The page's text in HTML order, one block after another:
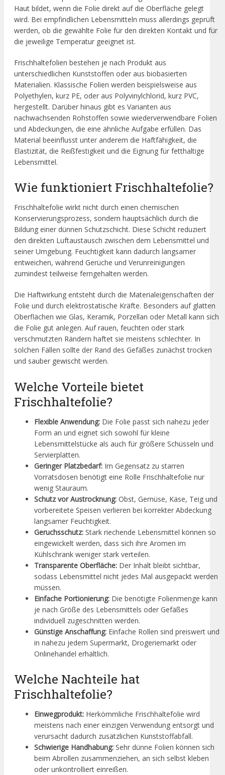
Haut bildet, wenn die Folie direkt auf die Oberfläche gelegt
wird. Bei empfindlichen Lebensmitteln muss allerdings geprüft
werden, ob die gewählte Folie für den direkten Kontakt und für
die jeweilige Temperatur geeignet ist.
Frischhaltefolien bestehen je nach Produkt aus
unterschiedlichen Kunststoffen oder aus biobasierten
Materialien. Klassische Folien werden beispielsweise aus
Polyethylen, kurz PE, oder aus Polyvinylchlorid, kurz PVC,
hergestellt. Darüber hinaus gibt es Varianten aus
nachwachsenden Rohstoffen sowie wiederverwendbare Folien
und Abdeckungen, die eine ähnliche Aufgabe erfüllen. Das
Material beeinflusst unter anderem die Haftfähigkeit, die
Elastizität, die Reißfestigkeit und die Eignung für fetthaltige
Lebensmittel.
Wie funktioniert Frischhaltefolie?
Frischhaltefolie wirkt nicht durch einen chemischen
Konservierungsprozess, sondern hauptsächlich durch die
Bildung einer dünnen Schutzschicht. Diese Schicht reduziert
den direkten Luftaustausch zwischen dem Lebensmittel und
seiner Umgebung. Feuchtigkeit kann dadurch langsamer
entweichen, während Gerüche und Verunreinigungen
zumindest teilweise ferngehalten werden.
Die Haftwirkung entsteht durch die Materialeigenschaften der
Folie und durch elektrostatische Kräfte. Besonders auf glatten
Oberflächen wie Glas, Keramik, Porzellan oder Metall kann sich
die Folie gut anlegen. Auf rauen, feuchten oder stark
verschmutzten Rändern haftet sie meistens schlechter. In
solchen Fällen sollte der Rand des Gefäßes zunächst trocken
und sauber gewischt werden.
Welche Vorteile bietet
Frischhaltefolie?
Flexible Anwendung: Die Folie passt sich nahezu jeder
Form an und eignet sich sowohl für kleine
Lebensmittelstücke als auch für größere Schüsseln und
Servierplatten.
Geringer Platzbedarf: Im Gegensatz zu starren
Vorratsdosen benötigt eine Rolle Frischhaltefolie nur
wenig Stauraum.
Schutz vor Austrocknung: Obst, Gemüse, Käse, Teig und
vorbereitete Speisen verlieren bei korrekter Abdeckung
langsamer Feuchtigkeit.
Geruchsschutz: Stark riechende Lebensmittel können so
eingewickelt werden, dass sich ihre Aromen im
Kühlschrank weniger stark verteilen.
Transparente Oberfläche: Der Inhalt bleibt sichtbar,
sodass Lebensmittel nicht jedes Mal ausgepackt werden
müssen.
Einfache Portionierung: Die benötigte Folienmenge kann
je nach Größe des Lebensmittels oder Gefäßes
individuell zugeschnitten werden.
Günstige Anschaffung: Einfache Rollen sind preiswert und
in nahezu jedem Supermarkt, Drogeriemarkt oder
Onlinehandel erhältlich.
Welche Nachteile hat
Frischhaltefolie?
Einwegprodukt: Herkömmliche Frischhaltefolie wird
meistens nach einer einzigen Verwendung entsorgt und
verursacht dadurch zusätzlichen Kunststoffabfall.
Schwierige Handhabung: Sehr dünne Folien können sich
beim Abrollen zusammenziehen, an sich selbst kleben
oder unkontrolliert einreißen.